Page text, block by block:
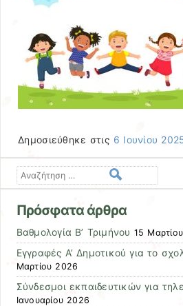
Δημοσιεύθηκε στις 6 Ιουνίου
Αναζήτηση
Πρόσφατα άρθρα
Βαθμολογία Β’ Τριμήνου 15
Εγγραφές Α’ Δημοτικού για το
Μαρτίου 2026
Σύνδεσμοι εκπαιδευτικών για
Ιανουαρίου 2026